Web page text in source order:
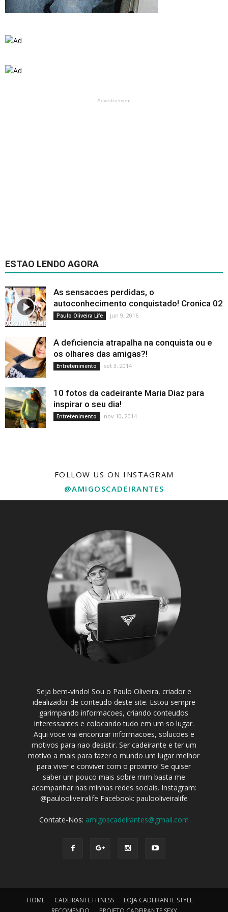
- Advertisement -
ESTAO LENDO AGORA
As sensacoes perdidas, o
autoconhecimento conquistado! Cronica 02
Paulo Oliveira Life jun 9, 2016
A deficiencia atrapalha na conquista ou e
os olhares das amigas?!
Entretenimento set 3, 2014
10 fotos da cadeirante Maria Diaz para
inspirar o seu dia!
Entretenimento nov 10, 2014
FOLLOW US ON INSTAGRAM
@AMIGOSCADEIRANTES
Seja bem-vindo! Sou o Paulo Oliveira, criador e
idealizador de conteudo deste site. Estou sempre
garimpando informacoes, criando conteudos
interessantes e colocando tudo em um so lugar.
Aqui voce vai encontrar informacoes, solucoes e
motivos para nao desistir. Ser cadeirante e ter um
motivo a mais para fazer o mundo um lugar melhor
para viver e conviver com o proximo! Se quiser
saber um pouco mais sobre mim basta me
acompanhar nas minhas redes sociais. Instagram:
@paulooliveiralife Facebook: paulooliveiralife
Contate-Nos: amigoscadeirantes@gmail.com
HOME CADEIRANTE FITNESS
LOJA CADEIRANTE STYLE